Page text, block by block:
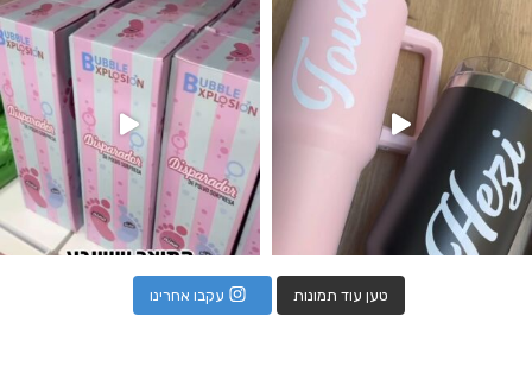
טען עוד תמונות עקבו אחרינו